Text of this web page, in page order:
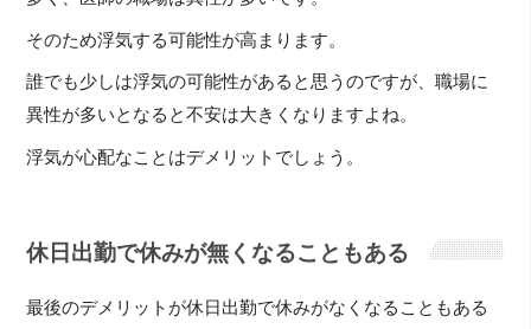
そのため浮気する可能性が高まります。
誰でも少しは浮気の可能性があると思うのですが、職場に
異性が多いとなると不安は大きくなりますよね。
浮気が心配なことはデメリットでしょう。
休日出勤で休みが無くなることもある
最後のデメリットが休日出勤で休みがなくなることもある